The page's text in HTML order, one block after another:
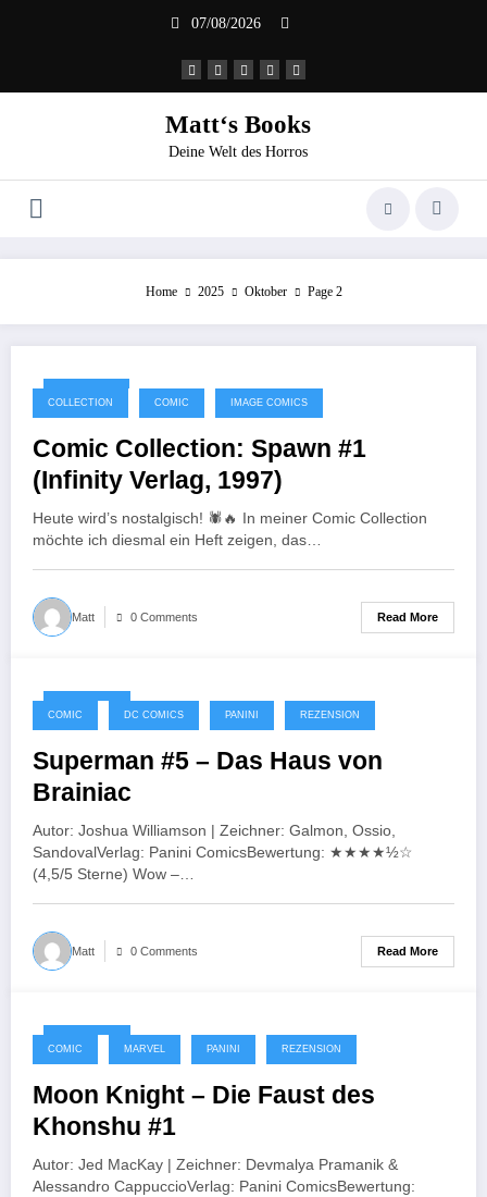
07/08/2026
Matt‘s Books
Deine Welt des Horros
Home 2025 Oktober Page 2
11/10/2025
COLLECTION COMIC IMAGE COMICS
Comic Collection: Spawn #1
(Infinity Verlag, 1997)
Heute wird’s nostalgisch! 🕷️🔥 In meiner Comic Collection
möchte ich diesmal ein Heft zeigen, das…
Matt 0 Comments Read More
10/10/2025
COMIC DC COMICS PANINI REZENSION
Superman #5 – Das Haus von
Brainiac
Autor: Joshua Williamson | Zeichner: Galmon, Ossio,
SandovalVerlag: Panini ComicsBewertung: ★★★★½☆
(4,5/5 Sterne) Wow –…
Matt 0 Comments Read More
09/10/2025
COMIC MARVEL PANINI REZENSION
Moon Knight – Die Faust des
Khonshu #1
Autor: Jed MacKay | Zeichner: Devmalya Pramanik &
Alessandro CappuccioVerlag: Panini ComicsBewertung: